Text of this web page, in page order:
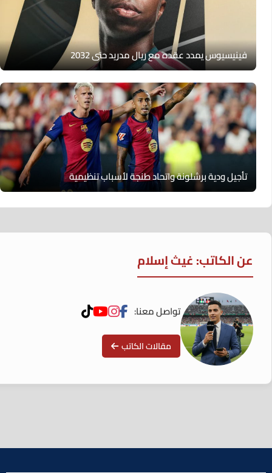
فينيسيوس يمدد عقده مع ريال مدريد حتى 2032
تأجيل ودية برشلونة واتحاد طنجة لأسباب تنظيمية
عن الكاتب: غيث إسلام
تواصل معنا:
مقالات الكاتب